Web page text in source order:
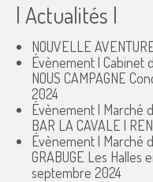
| Actualités |
NOUVELLE
Évènement | Cabinet
NOUS CAMPAGNE
2024
Évènement | Marché
BAR LA CAVALE |
Évènement | Marché
GRABUGE Les Halles
septembre 2024